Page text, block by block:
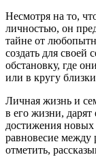
Несмотря на то,
личностью, он
тайне от
создать для
обстановку, где
или в кругу
Личная жизнь и
в его жизни,
достижения новых
равновесие между
отметить,